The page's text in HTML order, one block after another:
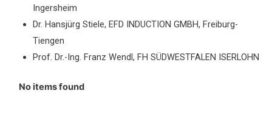
Ingersheim
Dr. Hansjürg Stiele, EFD INDUCTION GMBH, Freiburg-
Tiengen
Prof. Dr.-Ing. Franz Wendl, FH SÜDWESTFALEN ISERLOHN
No items found